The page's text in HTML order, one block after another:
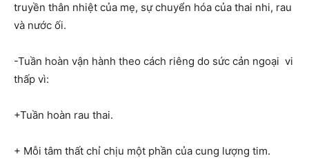
truyền thân nhiệt của mẹ, sự chuyển hóa của thai nhi, rau
và nước ối.
-Tuần hoàn vận hành theo cách riêng do sức cản ngoại vi
thấp vì:
+Tuần hoàn rau thai.
+ Mỗi tâm thất chỉ chịu một phần của cung lượng tim.